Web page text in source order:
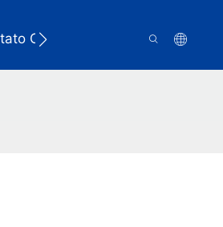
Conosco